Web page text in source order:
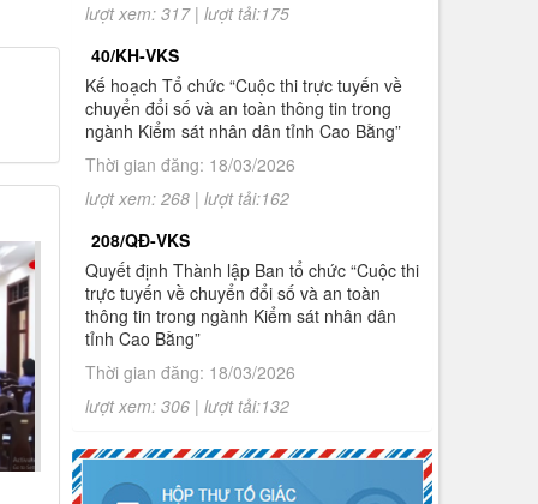
10.Thông báo Kết quả Cuộc thi trực
tuyến về chuyển đổi số và an toàn
thông tin trong ngành Kiểm sát nhân
dân tỉnh Cao Bằng
1.Thông báo tuyển sinh đào tạo trình độ
thạc sĩ ngành Luật hình sự và tố tụng
hình sự (khóa 8), ngành Luật (khóa 3)
đợt 2 năm 2026
lượt xem: 317 | lượt tải:175
40/KH-VKS
Kế hoạch Tổ chức “Cuộc thi trực tuyến về
chuyển đổi số và an toàn thông tin trong
ngành Kiểm sát nhân dân tỉnh Cao Bằng”
Thời gian đăng: 18/03/2026
lượt xem: 268 | lượt tải:162
208/QĐ-VKS
Quyết định Thành lập Ban tổ chức “Cuộc thi
trực tuyến về chuyển đổi số và an toàn
thông tin trong ngành Kiểm sát nhân dân
tỉnh Cao Bằng”
Thời gian đăng: 18/03/2026
lượt xem: 306 | lượt tải:132